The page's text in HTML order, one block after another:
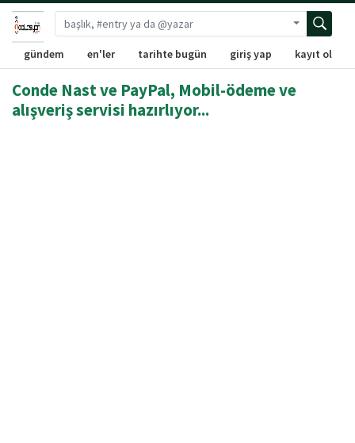
Gelişmiş
gündem en'ler tarihte bugün giriş yap kayıt ol
Conde Nast ve PayPal, Mobil-ödeme ve
alışveriş servisi hazırlıyor...